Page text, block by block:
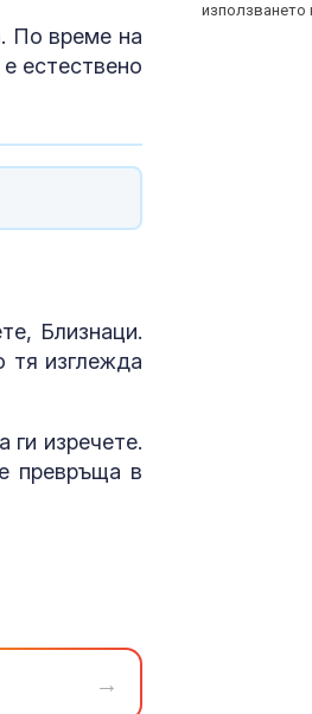
По време на
естествено
Близнаци.
тя изглежда
ги изречете.
превръща в
→